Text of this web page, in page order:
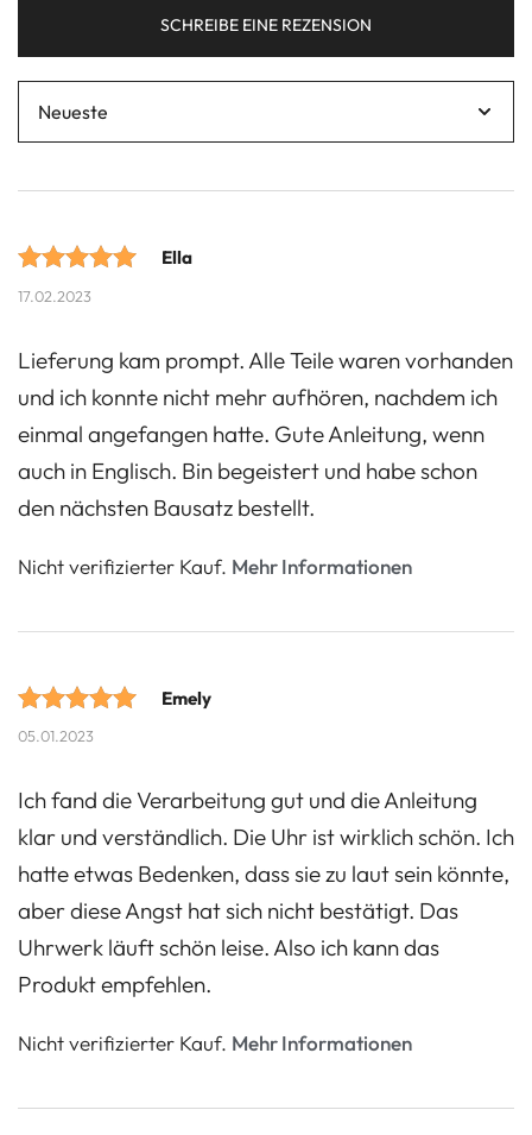
SCHREIBE EINE REZENSION
Bewertet mit
Punkten
basierend
auf
Kundenbewertungen.
Ella
17.02.2023
Lieferung kam prompt. Alle Teile waren vorhanden
und ich konnte nicht mehr aufhören, nachdem ich
einmal angefangen hatte. Gute Anleitung, wenn
auch in Englisch. Bin begeistert und habe schon
den nächsten Bausatz bestellt.
Nicht verifizierter Kauf. Mehr Informationen
Bewertet mit
Punkten
basierend
auf
Kundenbewertungen.
Emely
05.01.2023
Ich fand die Verarbeitung gut und die Anleitung
klar und verständlich. Die Uhr ist wirklich schön. Ich
hatte etwas Bedenken, dass sie zu laut sein könnte,
aber diese Angst hat sich nicht bestätigt. Das
Uhrwerk läuft schön leise. Also ich kann das
Produkt empfehlen.
Nicht verifizierter Kauf. Mehr Informationen